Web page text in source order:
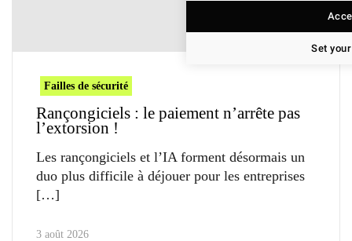
Failles de sécurité
Rançongiciels : le paiement n’arrête pas
l’extorsion !
Les rançongiciels et l’IA forment désormais un
duo plus difficile à déjouer pour les entreprises
3 août 2026
Set